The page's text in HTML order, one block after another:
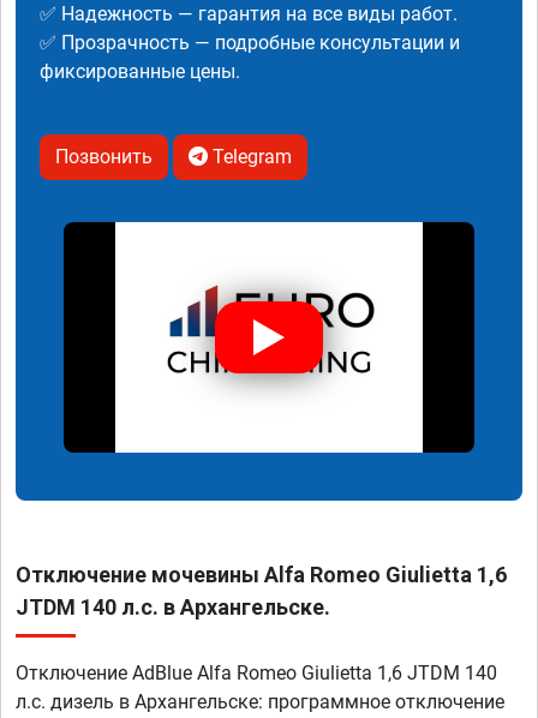
✅ Надежность — гарантия на все виды работ.
✅ Прозрачность — подробные консультации и
фиксированные цены.
Позвонить Telegram
Отключение мочевины Alfa Romeo Giulietta 1,6
JTDM 140 л.с. в Архангельске.
Отключение AdBlue Alfa Romeo Giulietta 1,6 JTDM 140
л.с. дизель в Архангельске: программное отключение